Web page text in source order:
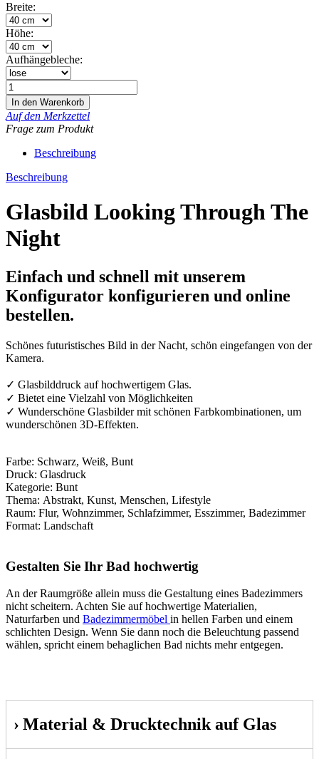
Breite:
Höhe:
Aufhängebleche:
Auf den Merkzettel
Frage zum Produkt
Beschreibung
Beschreibung
Glasbild Looking Through The
Night
Einfach und schnell mit unserem
Konfigurator konfigurieren und online
bestellen.
Schönes futuristisches Bild in der Nacht, schön eingefangen von der
Kamera.
✓ Glasbilddruck auf hochwertigem Glas.
✓ Bietet eine Vielzahl von Möglichkeiten
✓ Wunderschöne Glasbilder mit schönen Farbkombinationen, um
wunderschönen 3D-Effekten.
Farbe: Schwarz, Weiß, Bunt
Druck: Glasdruck
Kategorie: Bunt
Thema: Abstrakt, Kunst, Menschen, Lifestyle
Raum: Flur, Wohnzimmer, Schlafzimmer, Esszimmer, Badezimmer
Format: Landschaft
Gestalten Sie Ihr Bad hochwertig
An der Raumgröße allein muss die Gestaltung eines Badezimmers
nicht scheitern. Achten Sie auf hochwertige Materialien,
Naturfarben und Badezimmermöbel in hellen Farben und einem
schlichten Design. Wenn Sie dann noch die Beleuchtung passend
wählen, spricht einem behaglichen Bad nichts mehr entgegen.
Material & Drucktechnik auf Glas